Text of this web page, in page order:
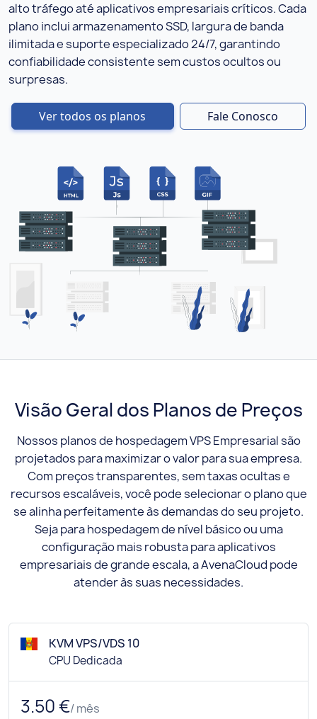
alto tráfego até aplicativos empresariais críticos. Cada
plano inclui armazenamento SSD, largura de banda
ilimitada e suporte especializado 24/7, garantindo
confiabilidade consistente sem custos ocultos ou
surpresas.
Ver todos os planos Fale Conosco
Visão Geral dos Planos de Preços
Nossos planos de hospedagem VPS Empresarial são
projetados para maximizar o valor para sua empresa.
Com preços transparentes, sem taxas ocultas e
recursos escaláveis, você pode selecionar o plano que
se alinha perfeitamente às demandas do seu projeto.
Seja para hospedagem de nível básico ou uma
configuração mais robusta para aplicativos
empresariais de grande escala, a AvenaCloud pode
atender às suas necessidades.
KVM VPS/VDS 10
CPU Dedicada
3.50 €/ mês